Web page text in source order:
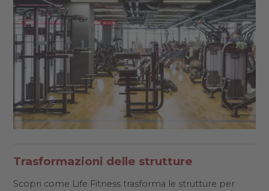
Trasformazioni delle strutture
Scopri come Life Fitness trasforma le strutture per